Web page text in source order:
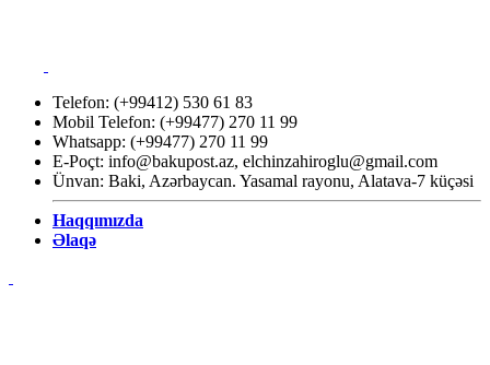
Telefon: (+99412) 530 61 83
Mobil Telefon: (+99477) 270 11 99
Whatsapp: (+99477) 270 11 99
E-Poçt: info@bakupost.az, elchinzahiroglu@gmail.com
Ünvan: Baki, Azərbaycan. Yasamal rayonu, Alatava-7 küçəsi
Haqqımızda
Əlaqə